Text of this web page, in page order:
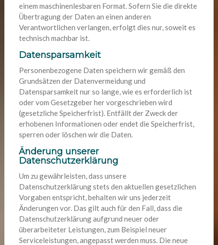
einem maschinenlesbaren Format. Sofern Sie die direkte
Übertragung der Daten an einen anderen
Verantwortlichen verlangen, erfolgt dies nur, soweit es
technisch machbar ist.
Datensparsamkeit
Personenbezogene Daten speichern wir gemäß den
Grundsätzen der Datenvermeidung und
Datensparsamkeit nur so lange, wie es erforderlich ist
oder vom Gesetzgeber her vorgeschrieben wird
(gesetzliche Speicherfrist). Entfällt der Zweck der
erhobenen Informationen oder endet die Speicherfrist,
sperren oder löschen wir die Daten.
Änderung unserer
Datenschutzerklärung
Um zu gewährleisten, dass unsere
Datenschutzerklärung stets den aktuellen gesetzlichen
Vorgaben entspricht, behalten wir uns jederzeit
Änderungen vor. Das gilt auch für den Fall, dass die
Datenschutzerklärung aufgrund neuer oder
überarbeiteter Leistungen, zum Beispiel neuer
Serviceleistungen, angepasst werden muss. Die neue